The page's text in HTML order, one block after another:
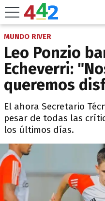
MUNDO RIVER
Leo Ponzio
Echeverri:
queremos
El ahora Secretario
pesar de todas las
los últimos días.